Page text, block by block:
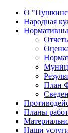
О
Народная
План
Планы работ
Наши